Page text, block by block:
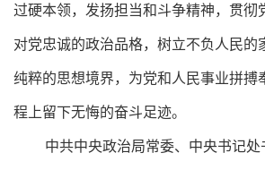
过硬本领，发扬担当和斗争精神，贯彻
对党忠诚的政治品格，树立不负人民的
纯粹的思想境界，为党和人民事业拼搏
程上留下无悔的奋斗足迹。
中共中央政治局常委、中央书记处